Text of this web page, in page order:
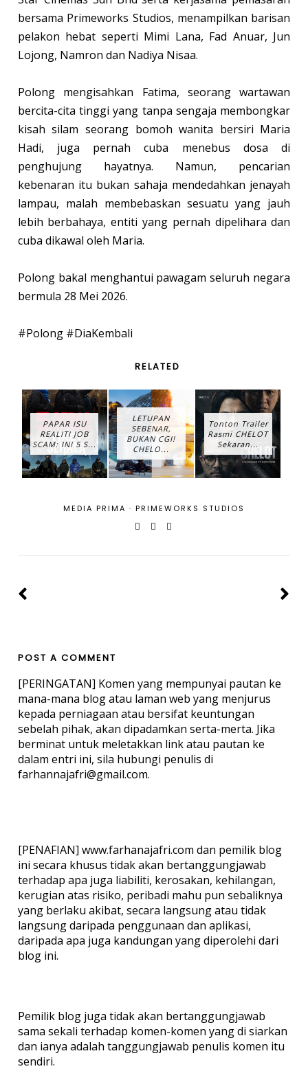
bersama Primeworks Studios, menampilkan barisan
pelakon hebat seperti Mimi Lana, Fad Anuar, Jun
Lojong, Namron dan Nadiya Nisaa.
Polong mengisahkan Fatima, seorang wartawan
bercita-cita tinggi yang tanpa sengaja membongkar
kisah silam seorang bomoh wanita bersiri Maria
Hadi, juga pernah cuba menebus dosa di
penghujung hayatnya. Namun, pencarian
kebenaran itu bukan sahaja mendedahkan jenayah
lampau, malah membebaskan sesuatu yang jauh
lebih berbahaya, entiti yang pernah dipelihara dan
cuba dikawal oleh Maria.
Polong bakal menghantui pawagam seluruh negara
bermula 28 Mei 2026.
#Polong #DiaKembali
RELATED
PAPAR ISU
REALITI JOB
SCAM: INI 5 S...
LETUPAN
SEBENAR,
BUKAN CGI!
CHELO...
Tonton Trailer
Rasmi CHELOT
Sekaran...
MEDIA PRIMA · PRIMEWORKS STUDIOS
POST A COMMENT
[PERINGATAN] Komen yang mempunyai pautan ke
mana-mana blog atau laman web yang menjurus
kepada perniagaan atau bersifat keuntungan
sebelah pihak, akan dipadamkan serta-merta. Jika
berminat untuk meletakkan link atau pautan ke
dalam entri ini, sila hubungi penulis di
farhannajafri@gmail.com.
[PENAFIAN] www.farhanajafri.com dan pemilik blog
ini secara khusus tidak akan bertanggungjawab
terhadap apa juga liabiliti, kerosakan, kehilangan,
kerugian atas risiko, peribadi mahu pun sebaliknya
yang berlaku akibat, secara langsung atau tidak
langsung daripada penggunaan dan aplikasi,
daripada apa juga kandungan yang diperolehi dari
blog ini.
Pemilik blog juga tidak akan bertanggungjawab
sama sekali terhadap komen-komen yang di siarkan
dan ianya adalah tanggungjawab penulis komen itu
sendiri.